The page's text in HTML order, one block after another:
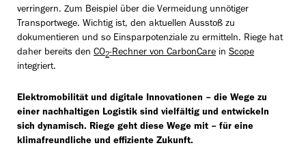
verringern. Zum Beispiel über die Vermeidung unnötiger
Transportwege. Wichtig ist, den aktuellen Ausstoß zu
dokumentieren und so Einsparpotenziale zu ermitteln. Riege hat
daher bereits den CO2-Rechner von CarbonCare in Scope
integriert.
Elektromobilität und digitale Innovationen – die Wege zu
einer nachhaltigen Logistik sind vielfältig und entwickeln
sich dynamisch. Riege geht diese Wege mit – für eine
klimafreundliche und effiziente Zukunft.